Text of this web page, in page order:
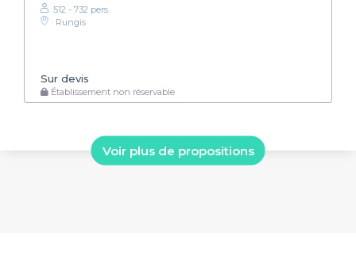
512 - 732 pers.
Rungis
Sur devis
Établissement non réservable
Voir plus de propositions